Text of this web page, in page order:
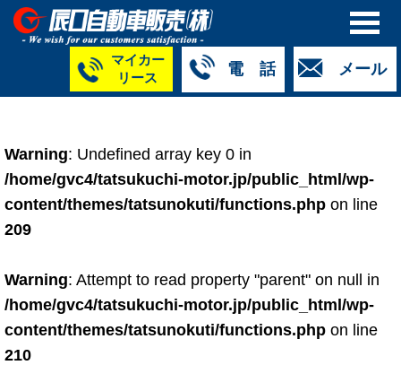
メール
電 話
4427
050-5268-
8009
2318
0024
2424
4430
マイカー
リース
Warning: Undefined array key 0 in
/home/gvc4/tatsukuchi-motor.jp/public_html/wp-
content/themes/tatsunokuti/functions.php on line
209
Warning: Attempt to read property "parent" on null in
/home/gvc4/tatsukuchi-motor.jp/public_html/wp-
content/themes/tatsunokuti/functions.php on line
210